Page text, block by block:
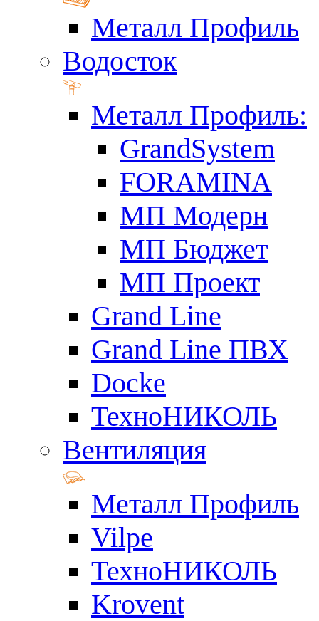
Металл Профиль
Водосток
Металл Профиль:
GrandSystem
FORAMINA
МП Модерн
МП Бюджет
МП Проект
Grand Line
Grand Line ПВХ
Docke
ТехноНИКОЛЬ
Вентиляция
Металл Профиль
Vilpe
ТехноНИКОЛЬ
Krovent